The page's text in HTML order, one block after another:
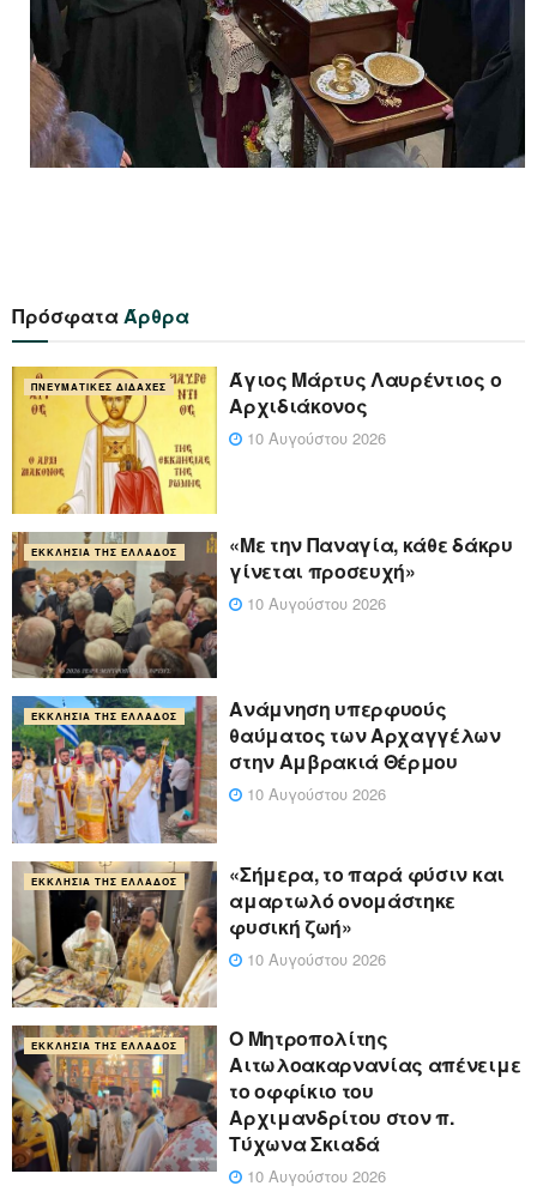
ΠρόσφαταΆρθρα
ΠΝΕΥΜΑΤΙΚΈΣ ΔΙΔΑΧΈΣ
Άγιος Μάρτυς Λαυρέντιος ο
Αρχιδιάκονος
10 Αυγούστου 2026
ΕΚΚΛΗΣΊΑ ΤΗΣ ΕΛΛΆΔΟΣ
«Με την Παναγία, κάθε δάκρυ
γίνεται προσευχή»
10 Αυγούστου 2026
ΕΚΚΛΗΣΊΑ ΤΗΣ ΕΛΛΆΔΟΣ
Ανάμνηση υπερφυούς
θαύματος των Αρχαγγέλων
στην Αμβρακιά Θέρμου
10 Αυγούστου 2026
ΕΚΚΛΗΣΊΑ ΤΗΣ ΕΛΛΆΔΟΣ
«Σήμερα, το παρά φύσιν και
αμαρτωλό ονομάστηκε
φυσική ζωή»
10 Αυγούστου 2026
ΕΚΚΛΗΣΊΑ ΤΗΣ ΕΛΛΆΔΟΣ
Ο Μητροπολίτης
Αιτωλοακαρνανίας απένειμε
το οφφίκιο του
Αρχιμανδρίτου στον π.
Τύχωνα Σκιαδά
10 Αυγούστου 2026